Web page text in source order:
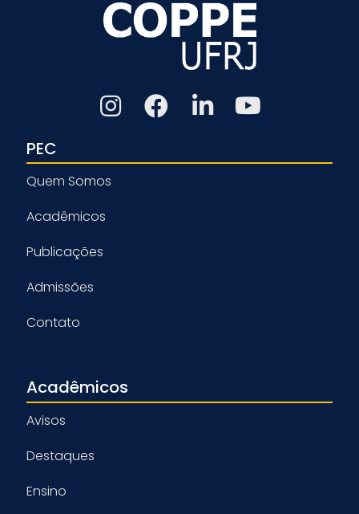
PEC
Quem Somos
Acadêmicos
Publicações
Admissões
Contato
Acadêmicos
Avisos
Destaques
Ensino